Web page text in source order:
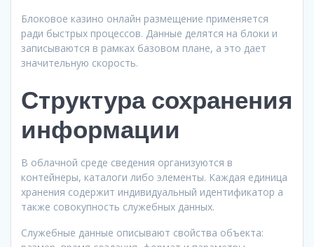
Блоковое казино онлайн размещение применяется
ради быстрых процессов. Данные делятся на блоки и
записываются в рамках базовом плане, а это дает
значительную скорость.
Структура сохранения
информации
В облачной среде сведения организуются в
контейнеры, каталоги либо элементы. Каждая единица
хранения содержит индивидуальный идентификатор а
также совокупность служебных данных.
Служебные данные описывают свойства объекта: